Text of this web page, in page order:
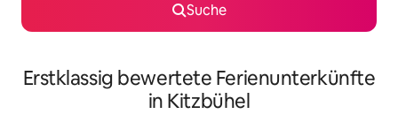
Suche
Erstklassig bewertete Ferienunterkünfte
in Kitzbühel